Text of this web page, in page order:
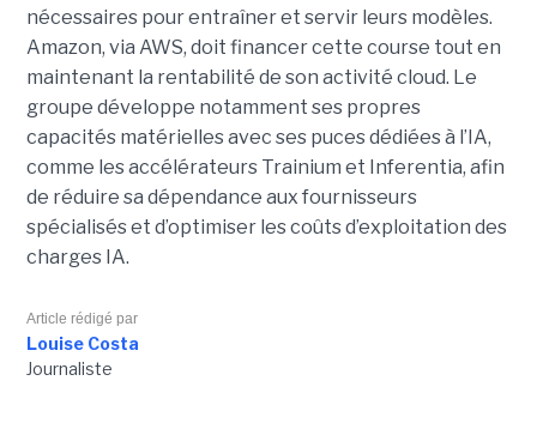
nécessaires pour entraîner et servir leurs modèles.
Amazon, via AWS, doit financer cette course tout en
maintenant la rentabilité de son activité cloud. Le
groupe développe notamment ses propres
capacités matérielles avec ses puces dédiées à l’IA,
comme les accélérateurs Trainium et Inferentia, afin
de réduire sa dépendance aux fournisseurs
spécialisés et d’optimiser les coûts d’exploitation des
charges IA.
Article rédigé par
Louise Costa
Journaliste